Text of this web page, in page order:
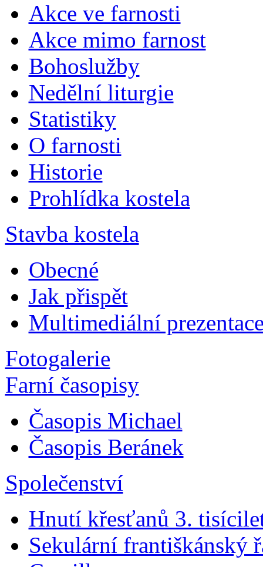
Akce ve farnosti
Akce mimo farnost
Bohoslužby
Nedělní liturgie
Statistiky
O farnosti
Historie
Prohlídka kostela
Stavba kostela
Obecné
Jak přispět
Multimediální
Fotogalerie
Farní časopisy
Časopis Michael
Časopis Beránek
Společenství
Hnutí křesťanů 3.
Sekulární františkánský